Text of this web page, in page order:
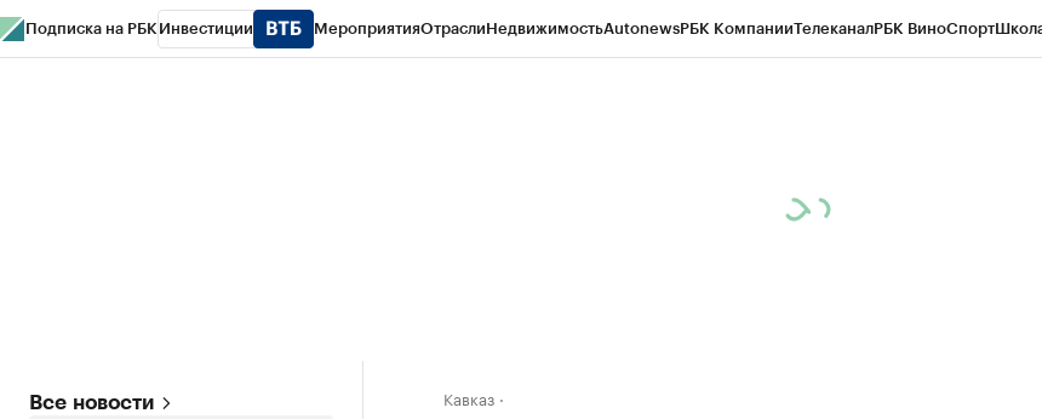
Подписка на РБК Инвестиции МероприятияОтраслиНедвижимостьAutonewsРБК КомпанииТелеканалРБК ВиноСпорт
Все новости Кавказ